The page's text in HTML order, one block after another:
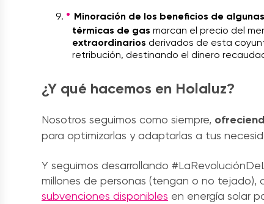
Minoración de los beneficios de
térmicas de gas marcan el precio del
extraordinarios derivados de esta
retribución, destinando el dinero
¿Y qué hacemos en Holaluz?
Nosotros seguimos como siempre,
para optimizarlas y adaptarlas a tus
Y seguimos desarrollando
millones de personas (tengan o no tejado),
subvenciones disponibles en energía solar